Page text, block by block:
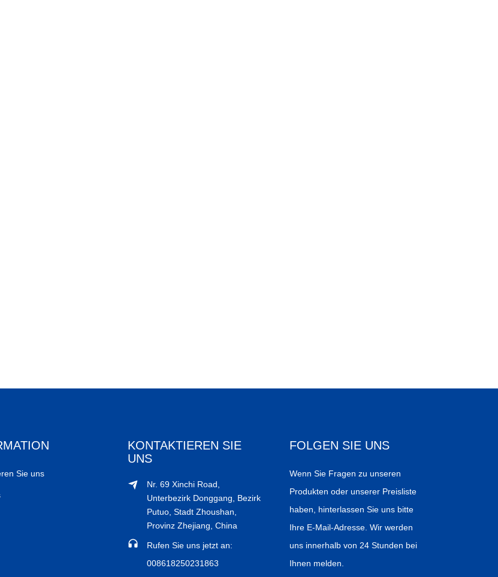
Sie uns
KONTAKTIEREN SIE
UNS
Nr. 69 Xinchi Road,
Unterbezirk Donggang, Bezirk
Putuo, Stadt Zhoushan,
Provinz Zhejiang, China
Rufen Sie uns jetzt an:
008618250231863
FOLGEN SIE UNS
Wenn Sie Fragen zu unseren
Produkten oder unserer Preisliste
haben, hinterlassen Sie uns bitte
Ihre E-Mail-Adresse. Wir werden
uns innerhalb von 24 Stunden bei
Ihnen melden.